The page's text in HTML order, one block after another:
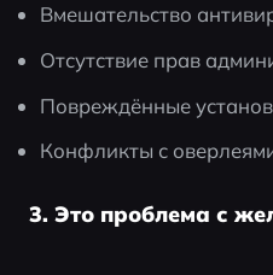
Вмешательство
Отсутствие прав
Повреждённые
Конфликты с
3. Это проблема с